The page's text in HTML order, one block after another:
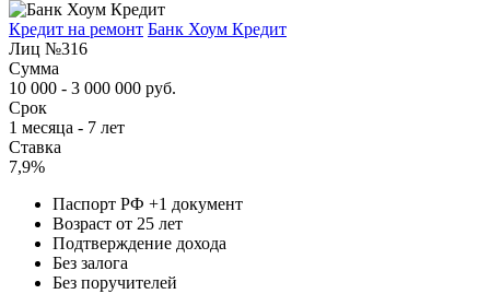
Кредит на ремонт Банк Хоум Кредит
Лиц №316
Сумма
10 000 - 3 000 000 руб.
Срок
1 месяца - 7 лет
Ставка
7,9%
Паспорт РФ +1 документ
Возраст от 25 лет
Подтверждение дохода
Без залога
Без поручителей